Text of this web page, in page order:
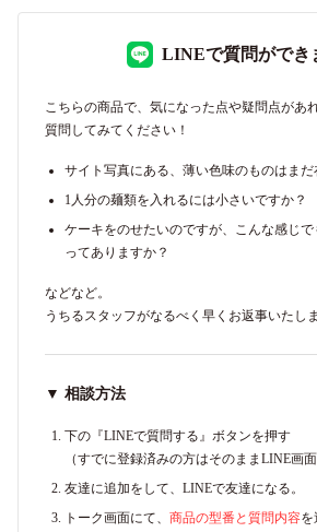
LINEで質問ができ
こちらの商品で、気になった点や疑問点があ
質問してみてください！
サイト写真にある、薄い色味のものはまだ
1人分の麺類を入れるには小さいですか？
ケーキをのせたいのですが、こんな感じ
ってありますか？
などなど。
うちるスタッフがなるべく早くお返事いたしま
▼ 相談方法
下の『LINEで質問する』ボタンを押す
（すでに登録済みの方はそのままLINE画
友達に追加をして、LINEで友達になる。
トーク画面にて、 商品の型番と質問内容を